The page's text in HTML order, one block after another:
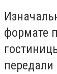
формате